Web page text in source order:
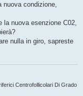
nuova condizione,
la nuova esenzione C02,
nulla in giro, sapreste
Centrofollicolari Di Grado